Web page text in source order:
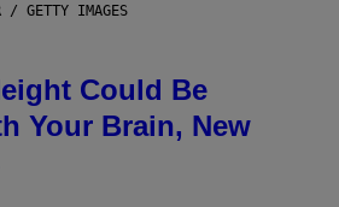
/ GETTY IMAGES
Could Be
Your Brain, New